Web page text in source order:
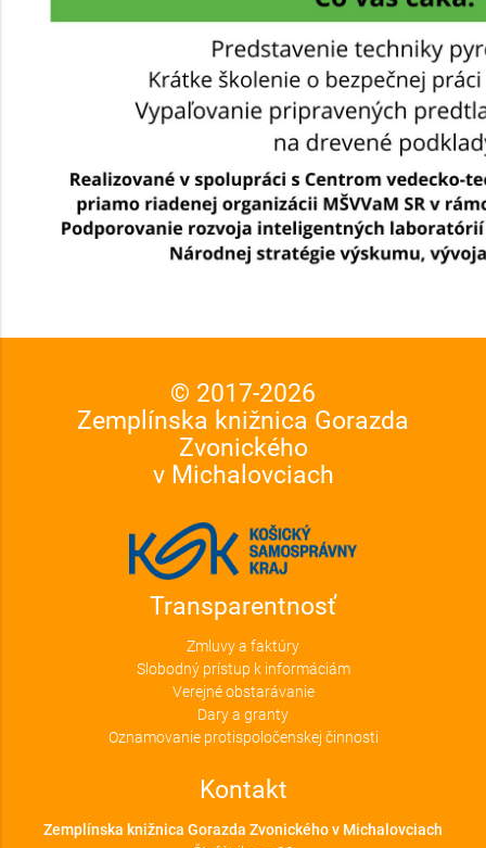
© 2017-2026
Zemplínska knižnica Gorazda
Zvonického
v Michalovciach
Transparentnosť
Zmluvy a faktúry
Slobodný prístup k informáciám
Verejné obstarávanie
Dary a granty
Oznamovanie protispoločenskej činnosti
Kontakt
Zemplínska knižnica Gorazda Zvonického v Michalovciach